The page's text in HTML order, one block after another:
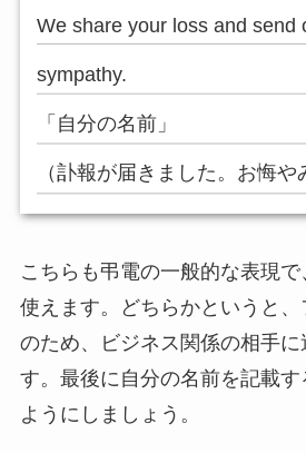
We share your loss and send
sympathy.
「自分の名前」
（訃報が届きました。お悔や
こちらも弔電の一般的な表現
使えます。どちらかというと
のため、ビジネス関係の相手に
す。最後に自分の名前を記載
ようにしましょう。